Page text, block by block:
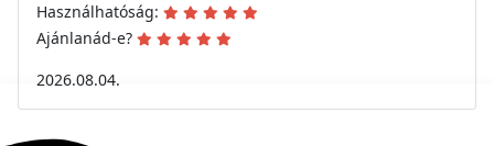
Használhatóság:
Ajánlanád-e?
2026.08.04.